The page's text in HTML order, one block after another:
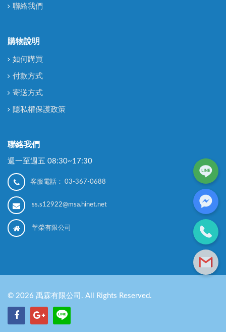
聯絡我們
購物說明
如何購買
付款方式
寄送方式
隱私權保護政策
聯絡我們
週一至週五 08:30~17:30
客服電話： 03-367-0688
ss.s12922@msa.hinet.net
莘榮有限公司
© 2026 禹霖有限公司. All Rights Reserved.